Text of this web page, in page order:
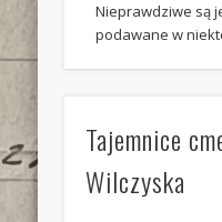
Nieprawdziwe są
podawane w
Tajemnice
Wilczyska